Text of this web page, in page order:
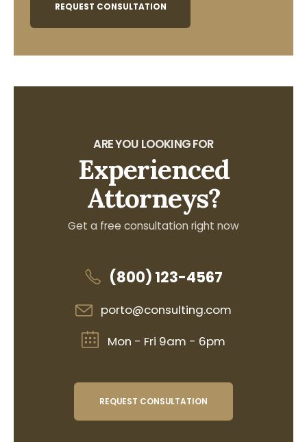
REQUEST CONSULTATION
ARE YOU LOOKING FOR
Experienced
Attorneys?
Get a free consultation right now
(800) 123-4567
porto@consulting.com
Mon - Fri 9am - 6pm
REQUEST CONSULTATION